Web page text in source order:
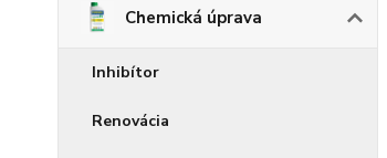
Chemická úprava
Inhibítor
Renovácia